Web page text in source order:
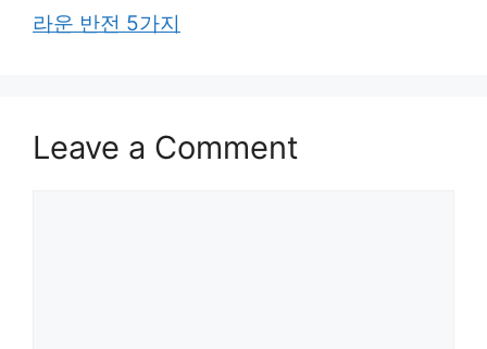
라운 반전 5가지
Leave a Comment